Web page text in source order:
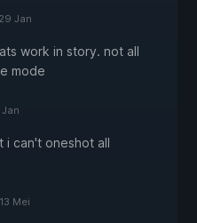
29 Jan
work in story. not all
mode
Jan
i can't oneshot all
13 Mei